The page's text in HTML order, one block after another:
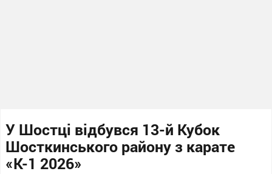
У Шостці відбувся 13-й Кубок
Шосткинського району з карате
«К-1 2026»